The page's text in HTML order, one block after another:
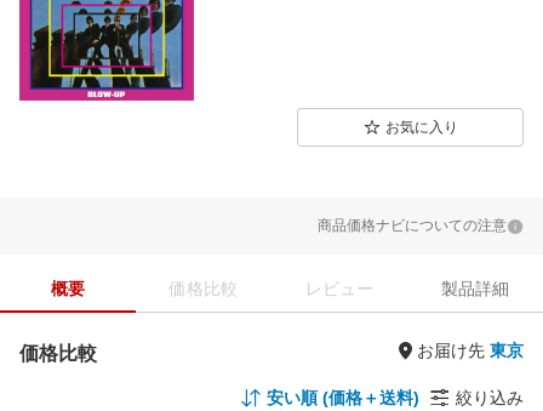
お気に入り
商品価格ナビについての注意
概要 価格比較 レビュー 製品詳細
価格比較 お届け先
安い順 (価格＋送料) 絞り込み